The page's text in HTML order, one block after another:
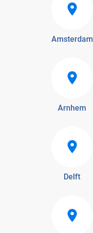
Amsterdam
Arnhem
Delft